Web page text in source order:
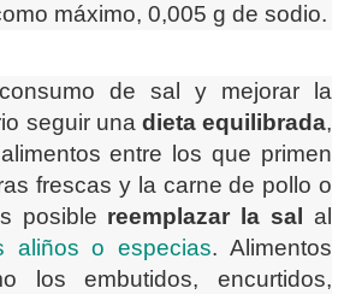
máximo, 0,005 g de sodio.
de sal y mejorar la
seguir una dieta equilibrada,
entre los que primen
frescas y la carne de pollo o
posible reemplazar la sal
al
aliños o especias. Alimentos
los embutidos, encurtidos,